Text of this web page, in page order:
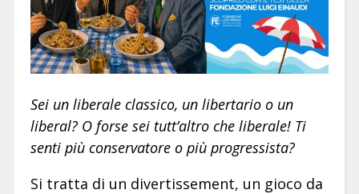
Sei un liberale classico, un libertario o un
liberal? O forse sei tutt’altro che liberale! Ti
senti più conservatore o più progressista?
Si tratta di un divertissement, un gioco da